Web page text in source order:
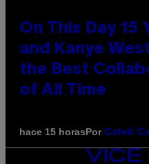
On This Day 15
and Kanye
the Best
of All Time
hace 15 horasPor Caleb
VICE